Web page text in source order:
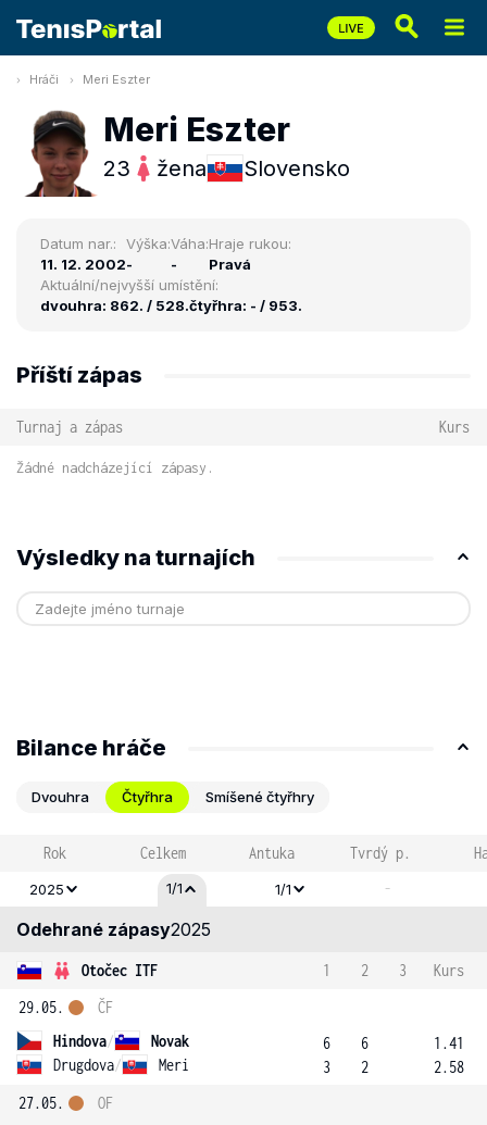
Hráči Meri Eszter
Meri Eszter
23 žena Slovensko
Datum nar.:
11. 12. 2002
Výška:
-
Váha:
-
Hraje rukou:
Pravá
Aktuální/nejvyšší umístění:
dvouhra: 862. / 528.čtyřhra: - / 953.
Příští zápas
Turnaj a zápas Kurs
Žádné nadcházející zápasy.
Výsledky na turnajích
Bilance hráče
Dvouhra Čtyřhra Smíšené čtyřhry
Rok Celkem Antuka Tvrdý p.
2025 1/1 1/1 -
Odehrané zápasy2025
Otočec ITF 1 2 3
Kurs
29.05.
Hindova/
Novak
Drugdova/ Meri
ČF
6
3
6
2
1.41
2.58
27.05.
OF